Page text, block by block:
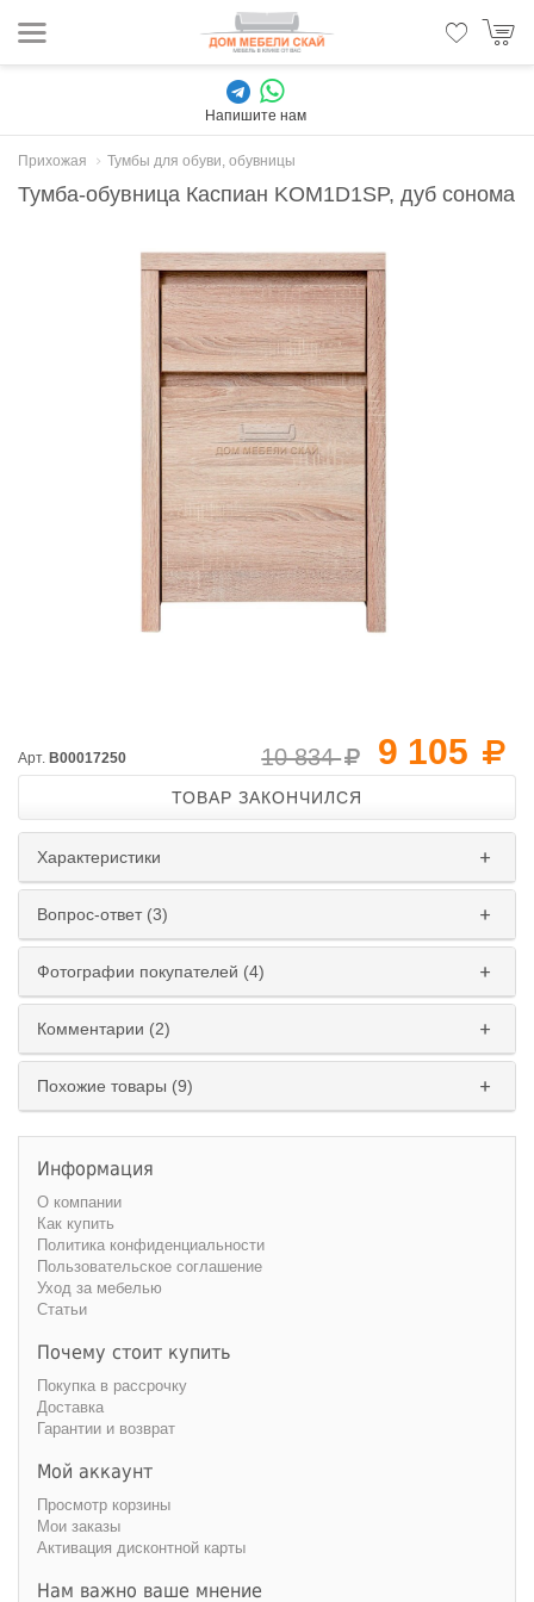
Напишите нам
Прихожая Тумбы для обуви, обувницы
Тумба-обувница Каспиан KOM1D1SP, дуб сонома
9 105
10 834
Арт. B00017250
ТОВАР ЗАКОНЧИЛСЯ
Характеристики
Вопрос-ответ (3)
Фотографии покупателей (4)
Комментарии (2)
Похожие товары (9)
Информация
О компании
Как купить
Политика конфиденциальности
Пользовательское соглашение
Уход за мебелью
Статьи
Почему стоит купить
Покупка в рассрочку
Доставка
Гарантии и возврат
Мой аккаунт
Просмотр корзины
Мои заказы
Активация дисконтной карты
Нам важно ваше мнение